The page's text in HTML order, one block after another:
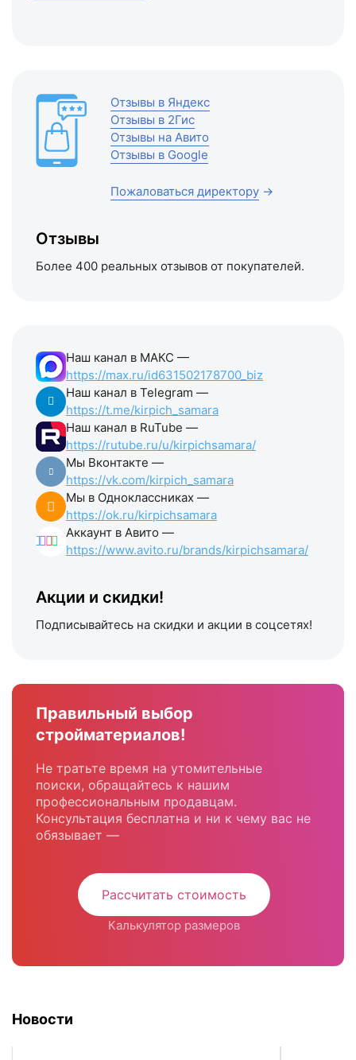
Отзывы в Яндекс
Отзывы в 2Гис
Отзывы на Авито
Отзывы в Google
Пожаловаться директору →
Отзывы
Более 400 реальных отзывов от покупателей.
Наш канал в МАКС —
https://max.ru/id631502178700_biz
Наш канал в Telegram —
https://t.me/kirpich_samara
Наш канал в RuTube —
https://rutube.ru/u/kirpichsamara/
Мы Вконтакте —
https://vk.com/kirpich_samara
Мы в Одноклассниках —
https://ok.ru/kirpichsamara
Аккаунт в Авито —
https://www.avito.ru/brands/kirpichsamara/
Акции и скидки!
Подписывайтесь на скидки и акции в соцсетях!
Правильный выбор
стройматериалов!
Не тратьте время на утомительные
поиски, обращайтесь к нашим
профессиональным продавцам.
Консультация бесплатна и ни к чему вас не
обязывает —
Рассчитать стоимость
Калькулятор размеров
Новости